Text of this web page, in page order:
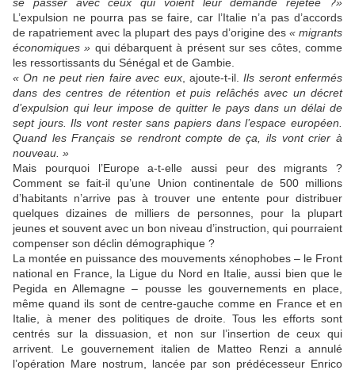
L’expulsion ne pourra pas se faire, car l’Italie n’a pas d’accords
de rapatriement avec la plupart des pays d’origine des « migrants
économiques » qui débarquent à présent sur ses côtes, comme
les ressortissants du Sénégal et de Gambie.
« On ne peut rien faire avec eux, ajoute-t-il.Ils seront enfermés
dans des centres de rétention et puis relâchés avec un décret
d’expulsion qui leur impose de quitter le pays dans un délai de
sept jours. Ils vont rester sans papiers dans l’espace européen.
Quand les Français se rendront compte de ça, ils vont crier à
nouveau. »
Mais pourquoi l’Europe a-t-elle aussi peur des migrants ?
Comment se fait-il qu’une Union continentale de 500 millions
d’habitants n’arrive pas à trouver une entente pour distribuer
quelques dizaines de milliers de personnes, pour la plupart
jeunes et souvent avec un bon niveau d’instruction, qui pourraient
compenser son déclin démographique ?
La montée en puissance des mouvements xénophobes – le Front
national en France, la Ligue du Nord en Italie, aussi bien que le
Pegida en Allemagne – pousse les gouvernements en place,
même quand ils sont de centre-gauche comme en France et en
Italie, à mener des politiques de droite. Tous les efforts sont
centrés sur la dissuasion, et non sur l’insertion de ceux qui
arrivent. Le gouvernement italien de Matteo Renzi a annulé
l’opération Mare nostrum, lancée par son prédécesseur Enrico